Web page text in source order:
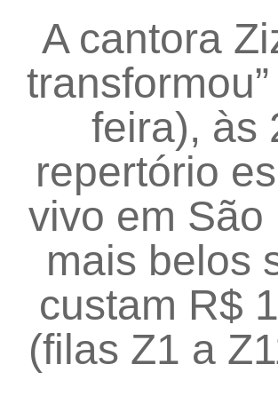
A cantora
feira), às
repertório
vivo em
mais belos
custam R$
(filas Z1 a